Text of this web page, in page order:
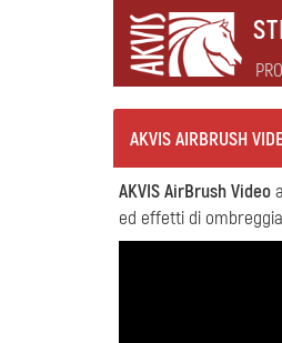
AKVIS AIRBRUSH
AKVIS AirBrush Video
ed effetti di